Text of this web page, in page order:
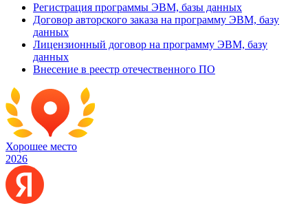
Регистрация программы ЭВМ, базы данных
Договор авторского заказа на программу ЭВМ, базу
данных
Лицензионный договор на программу ЭВМ, базу
данных
Внесение в реестр отечественного ПО
Хорошее место
2026